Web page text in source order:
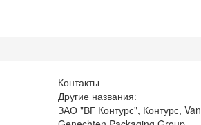
Контакты
Другие названия:
ЗАО "ВГ Контурс", Контурс, Van